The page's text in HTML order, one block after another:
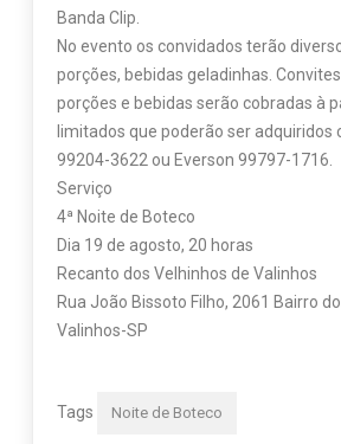
Banda Clip.
No evento os convidados terão
porções, bebidas geladinhas.
porções e bebidas serão cobradas à
limitados que poderão ser adquiridos
99204-3622 ou Everson 99797-1716.
Serviço
4ª Noite de Boteco
Dia 19 de agosto, 20 horas
Recanto dos Velhinhos de Valinhos
Rua João Bissoto Filho, 2061 Bairro
Valinhos-SP
Tags Noite de Boteco